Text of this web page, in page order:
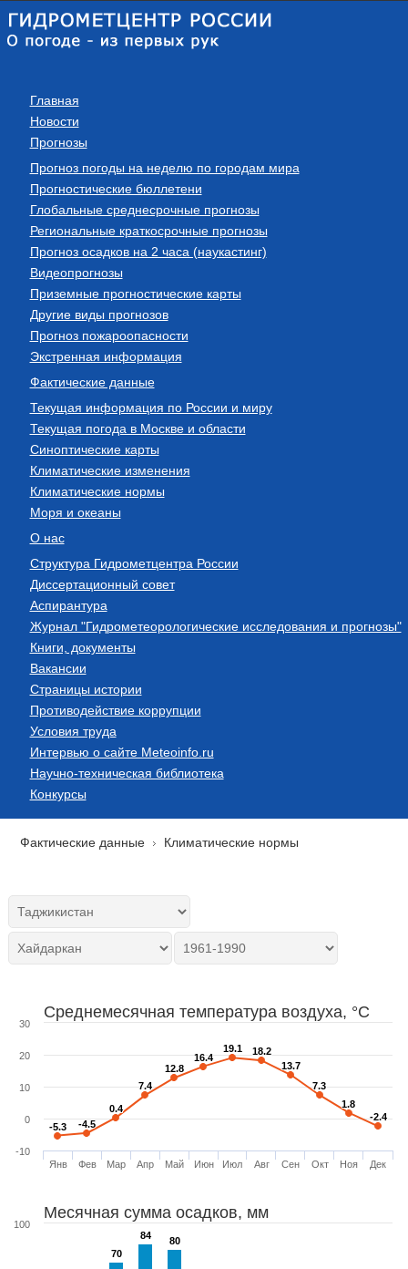
Главная
Новости
Прогнозы
Прогноз погоды на неделю по городам мира
Прогностические бюллетени
Глобальные среднесрочные прогнозы
Региональные краткосрочные прогнозы
Прогноз осадков на 2 часа (наукастинг)
Видеопрогнозы
Приземные прогностические карты
Другие виды прогнозов
Прогноз пожароопасности
Экстренная информация
Фактические данные
Текущая информация по России и миру
Текущая погода в Москве и области
Синоптические карты
Климатические изменения
Климатические нормы
Моря и океаны
О нас
Структура Гидрометцентра России
Диссертационный совет
Аспирантура
Журнал "Гидрометеорологические исследования и прогнозы"
Книги, документы
Вакансии
Страницы истории
Противодействие коррупции
Условия труда
Интервью о сайте Meteoinfo.ru
Научно-техническая библиотека
Конкурсы
Фактические данные Климатические нормы
Среднемесячная температура воздуха, °C
-5.3
-5.3 -4.5
-4.5
0.4
0.4
7.4
7.4
12.8
12.8
16.4
16.4
19.1
19.1 18.2
18.2
13.7
13.7
7.3
7.3
1.8
1.8
-2.4
-2.4
Янв Фев Мар Апр Май Июн Июл Авг Сен Окт Ноя Дек
-10
0
10
20
30
Месячная сумма осадков, мм
70
70
84
84 80
80
100